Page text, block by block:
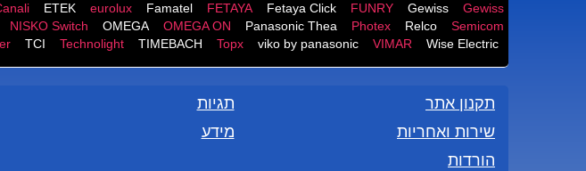
ETEK eurolux Famatel FETAYA Fetaya Click FUNRY Gewiss
Gewiss
NISKO Switch OMEGA OMEGA ON Panasonic Thea Photex Relco
Semicom
TCI Technolight TIMEBACH Topx viko by panasonic VIMAR Wise Electric
תגיות
מידע
תקנון אתר
שירות ואחריות
הורדות